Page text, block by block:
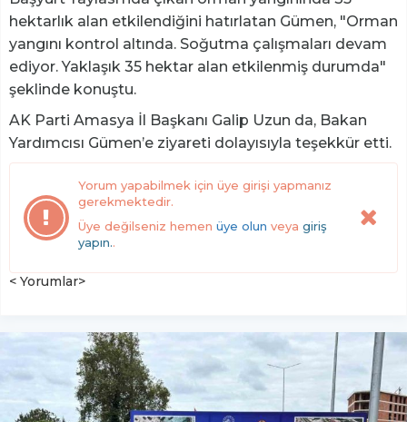
hektarlık alan etkilendiğini hatırlatan Gümen, "Orman
yangını kontrol altında. Soğutma çalışmaları devam
ediyor. Yaklaşık 35 hektar alan etkilenmiş durumda"
şeklinde konuştu.
AK Parti Amasya İl Başkanı Galip Uzun da, Bakan
Yardımcısı Gümen’e ziyareti dolayısıyla teşekkür etti.
Yorum yapabilmek için üye girişi yapmanız
gerekmektedir.
Üye değilseniz hemen üye olun veya giriş
yapın..
< Yorumlar>